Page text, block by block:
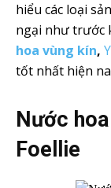
hiểu các loại
ngại như trước
hoa vùng kín,
tốt nhất hiện
Nước
Foellie